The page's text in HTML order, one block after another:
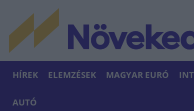
HÍREK ELEMZÉSEK MAGYAR EURÓ
AUTÓ